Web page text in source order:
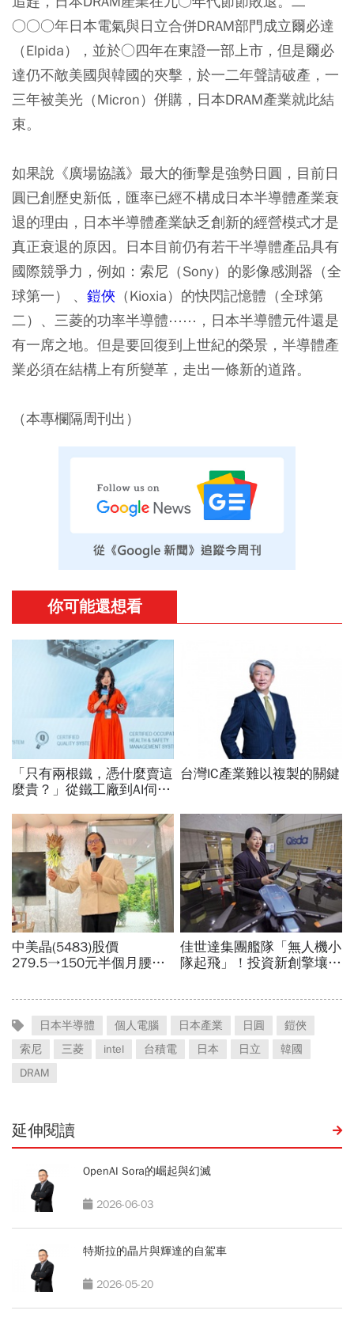
○○○年日本電氣與日立合併DRAM部門成立爾必達
（Elpida），並於○四年在東證一部上市，但是爾必
達仍不敵美國與韓國的夾擊，於一二年聲請破產，一
三年被美光（Micron）併購，日本DRAM產業就此結
束。
如果說《廣場協議》最大的衝擊是強勢日圓，目前日
圓已創歷史新低，匯率已經不構成日本半導體產業衰
退的理由，日本半導體產業缺乏創新的經營模式才是
真正衰退的原因。日本目前仍有若干半導體產品具有
國際競爭力，例如：索尼（Sony）的影像感測器（全
球第一） 、 鎧俠 （Kioxia）的快閃記憶體（全球第
二）、三菱的功率半導體⋯⋯，日本半導體元件還是
有一席之地。但是要回復到上世紀的榮景，半導體產
業必須在結構上有所變革，走出一條新的道路。
（本專欄隔周刊出）
日本半導體 個人電腦 日本產業 日圓
鎧俠
索尼
三菱 intel 台積電 日本 日立
韓國
DRAM
延伸閱讀
OpenAI Sora的崛起與幻滅
2026-06-03
特斯拉的晶片與輝達的自駕車
2026-05-20